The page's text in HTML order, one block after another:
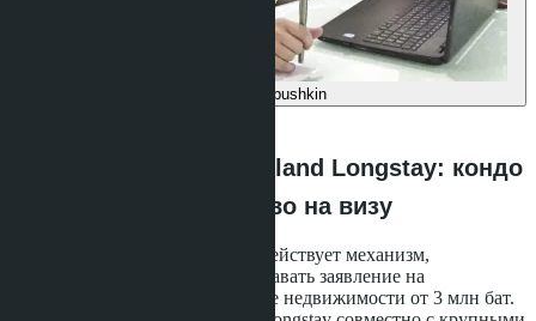
Denis Babushkin
Новая программа Thailand Longstay: кондо
от 3 млн бат даёт право на визу
С конца 2025 года в Таиланде действует механизм,
позволяющий иностранцам подавать заявление на
долгосрочную визу при покупке недвижимости от 3 млн бат.